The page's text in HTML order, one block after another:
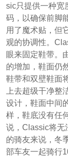
sic只提供一种宽
码，以确保前脚
用了魔术贴，但
观的协调性。
眼来固定鞋带。
的增加，鞋面仍
鞋带和双壁鞋面
上去超级干净整
设计，鞋面中间
样，鞋底没有任
说，Classic将无
的骑友来说，冬
部车友一起骑行